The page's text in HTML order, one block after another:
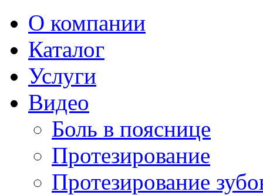
О компании
Каталог
Услуги
Видео
Боль в пояснице
Протезирование
Протезирование